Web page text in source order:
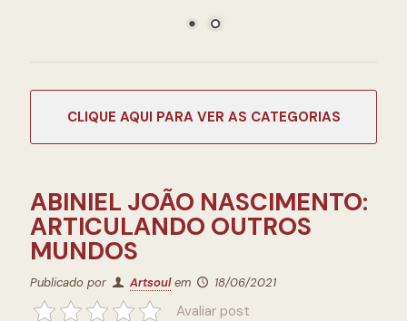
ABINIEL JOÃO NASCIMENTO:
ARTICULANDO OUTROS
MUNDOS
Publicado por Artsoul em 18/06/2021
Avaliar post
CATEGORIAS